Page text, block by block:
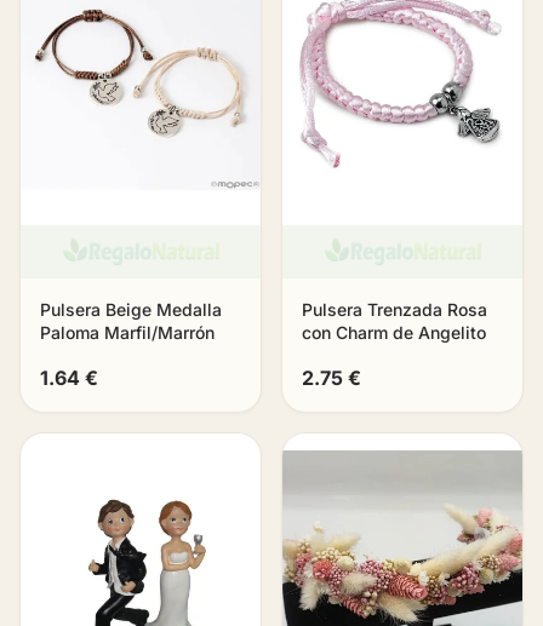
Pulsera Beige Medalla
Paloma Marfil/Marrón
1.64 €
Pulsera Trenzada Rosa
con Charm de Angelito
2.75 €